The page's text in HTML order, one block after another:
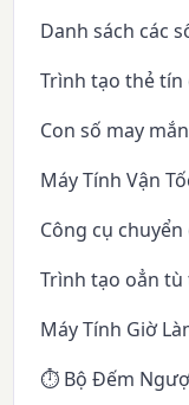
Danh sách các
Trình tạo thẻ
Con số may
Máy Tính Vận
Công cụ
Trình tạo oẳn tù
Máy Tính Giờ
⏱️ Bộ Đếm